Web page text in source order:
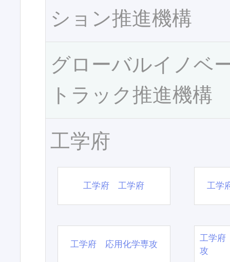
ション推進機構
グローバルイノベ
トラック推進機構
工学府
工学府 工学府 工学
工学府 応用化学専攻
工学府
攻